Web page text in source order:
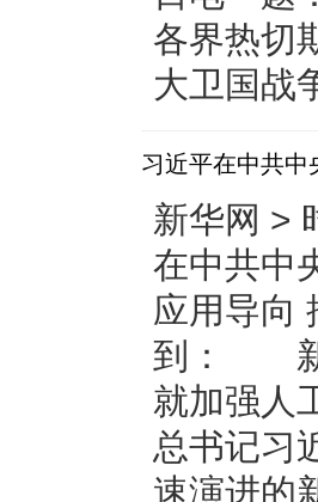
各界热切
大卫国
习近平在中共中
有序发展
新华网 >
在中共中
应用导向
到： 新
就加强人
总书记习
速演进的